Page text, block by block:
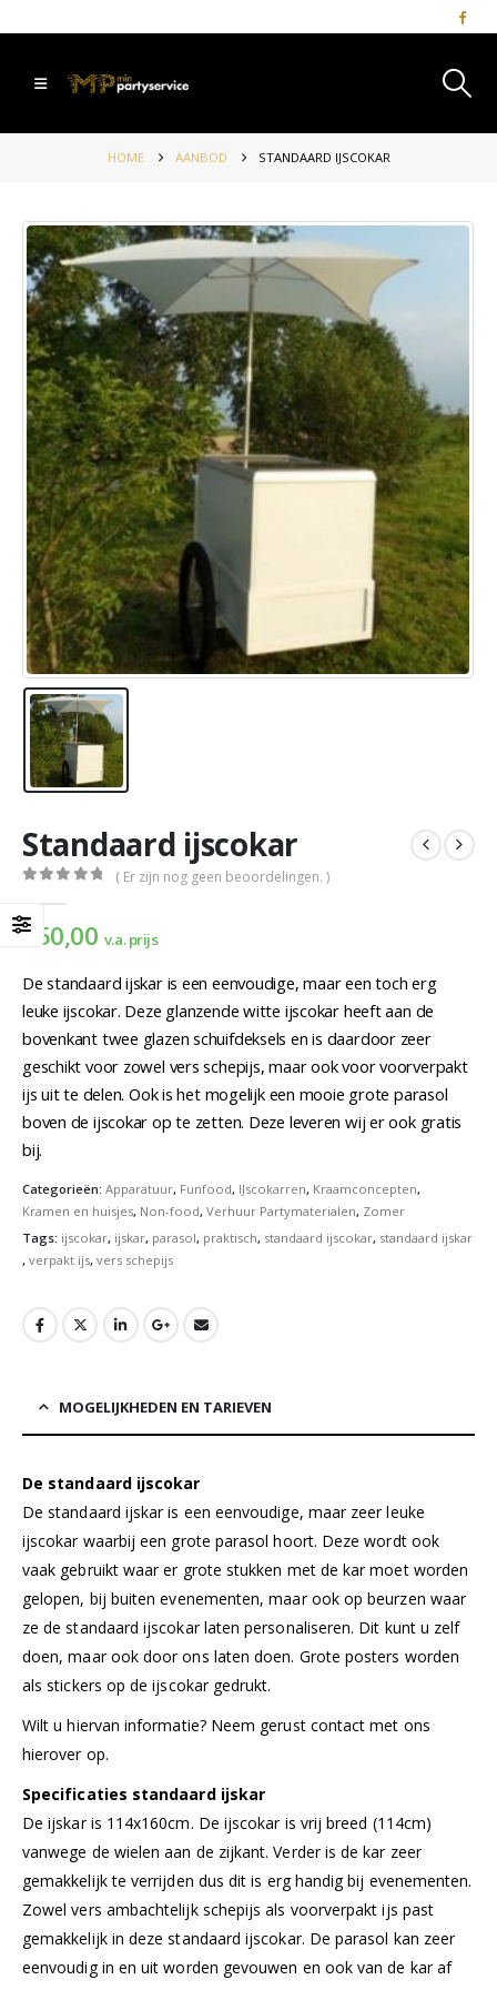
HOME AANBOD STANDAARD IJSCOKAR
Standaard ijscokar
( Er zijn nog geen beoordelingen. )
€ 50,00 v.a. prijs
De standaard ijskar is een eenvoudige, maar een toch erg
leuke ijscokar. Deze glanzende witte ijscokar heeft aan de
bovenkant twee glazen schuifdeksels en is daardoor zeer
geschikt voor zowel vers schepijs, maar ook voor voorverpakt
ijs uit te delen. Ook is het mogelijk een mooie grote parasol
boven de ijscokar op te zetten. Deze leveren wij er ook gratis
bij.
Categorieën: Apparatuur, Funfood, IJscokarren, Kraamconcepten,
Kramen en huisjes, Non-food, Verhuur Partymaterialen, Zomer
Tags: ijscokar, ijskar, parasol, praktisch, standaard ijscokar, standaard ijskar
, verpakt ijs, vers schepijs
MOGELIJKHEDEN EN TARIEVEN
De standaard ijscokar
De standaard ijskar is een eenvoudige, maar zeer leuke
ijscokar waarbij een grote parasol hoort. Deze wordt ook
vaak gebruikt waar er grote stukken met de kar moet worden
gelopen, bij buiten evenementen, maar ook op beurzen waar
ze de standaard ijscokar laten personaliseren. Dit kunt u zelf
doen, maar ook door ons laten doen. Grote posters worden
als stickers op de ijscokar gedrukt.
Wilt u hiervan informatie? Neem gerust contact met ons
hierover op.
Specificaties standaard ijskar
De ijskar is 114x160cm. De ijscokar is vrij breed (114cm)
vanwege de wielen aan de zijkant. Verder is de kar zeer
gemakkelijk te verrijden dus dit is erg handig bij evenementen.
Zowel vers ambachtelijk schepijs als voorverpakt ijs past
gemakkelijk in deze standaard ijscokar. De parasol kan zeer
eenvoudig in en uit worden gevouwen en ook van de kar af